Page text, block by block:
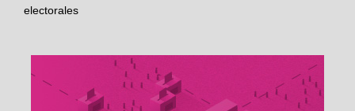
electorales